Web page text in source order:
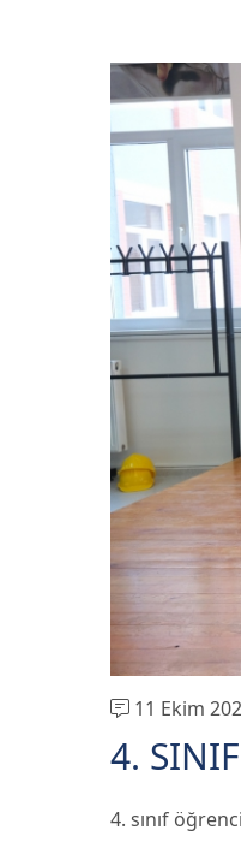
11 Ekim
4.
4. sınıf